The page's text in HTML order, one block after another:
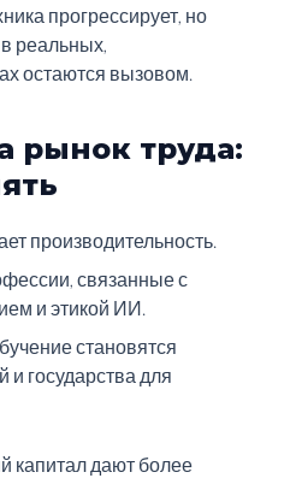
прогрессирует, но
реальных,
остаются вызовом.
рынок труда:
производительность.
связанные с
и этикой ИИ.
становятся
и государства для
капитал дают более